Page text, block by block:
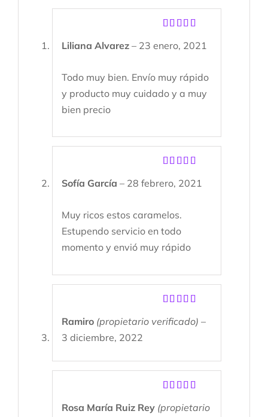
con5 de 5
Liliana Alvarez– 23 enero, 2021
Todo muy bien. Envío muy rápido
y producto muy cuidado y a muy
bien precio
con 5de 5
Sofía García– 28 febrero, 2021
Muy ricos estos caramelos.
Estupendo servicio en todo
momento y envió muy rápido
con5de 5
Ramiro (propietario verificado) –
3 diciembre, 2022
con5de 5
Rosa María Ruiz Rey (propietario